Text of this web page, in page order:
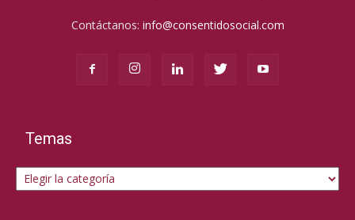
Contáctanos: info@consentidosocial.com
Temas
Temas